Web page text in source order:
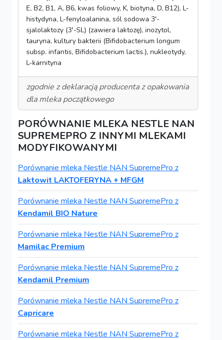
E, B2, B1, A, B6, kwas foliowy, K, biotyna, D, B12), L-
histydyna, L-fenyloalanina, sól sodowa 3'-
sjalolaktozy (3'-SL) (zawiera laktozę), inozytol,
tauryna, kultury bakterii (Bifidobacterium longum
subsp. infantis, Bifidobacterium lactis.), nukleotydy,
L-karnityna
zgodnie z deklaracją producenta z opakowania
dla mleka początkowego
PORÓWNANIE MLEKA NESTLE NAN
SUPREMEPRO Z INNYMI MLEKAMI
MODYFIKOWANYMI
Porównanie mleka Nestle NAN SupremePro z
Laktowit LAKTOFERYNA + MFGM
Porównanie mleka Nestle NAN SupremePro z
Kendamil BIO Nature
Porównanie mleka Nestle NAN SupremePro z
Mamilac Premium
Porównanie mleka Nestle NAN SupremePro z
Kendamil Premium
Porównanie mleka Nestle NAN SupremePro z
Capricare
Porównanie mleka Nestle NAN SupremePro z